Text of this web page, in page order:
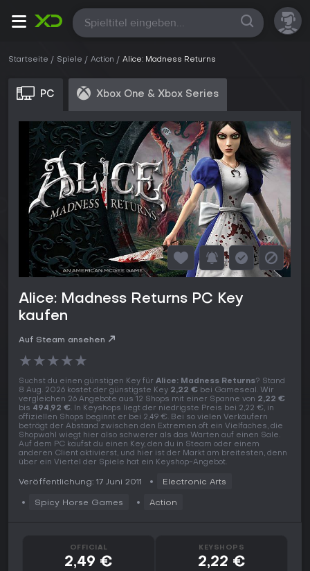
Alle
Startseite Spiele Action Alice: Madness Returns
PC Xbox One & Xbox Series
Alice: Madness Returns PC Key
kaufen
Auf Steam ansehen
★★★★★
Suchst du einen günstigen Key für Alice: Madness Returns? Stand
8 Aug. 2026 kostet der günstigste Key 2,22 € bei Gameseal. Wir
vergleichen 26 Angebote aus 12 Shops mit einer Spanne von 2,22 €
bis 494,92 €. In Keyshops liegt der niedrigste Preis bei 2,22 €, in
offiziellen Shops beginnt er bei 2,49 €. Bei so vielen Verkäufern
beträgt der Abstand zwischen den Extremen oft ein Vielfaches, die
Shopwahl wiegt hier also schwerer als das Warten auf einen Sale.
Auf dem PC kaufst du einen Key, den du in Steam oder einem
anderen Client aktivierst, und hier ist der Markt am breitesten, denn
über ein Viertel der Spiele hat ein Keyshop-Angebot.
Veröffentlichung: 17 Juni 2011 Electronic Arts
Spicy Horse Games Action
OFFICIAL
2,49 €
KEYSHOPS
2,22 €